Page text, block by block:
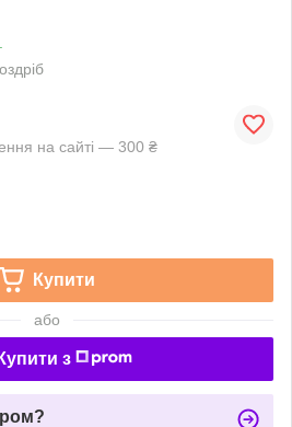
на сайті — 300 ₴
Купити
або
Купити з